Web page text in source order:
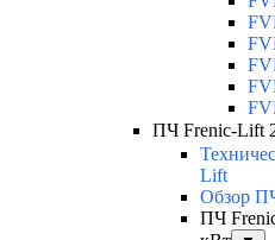
ПЧ Frenic-Lift
Lift
Обзор
ПЧ